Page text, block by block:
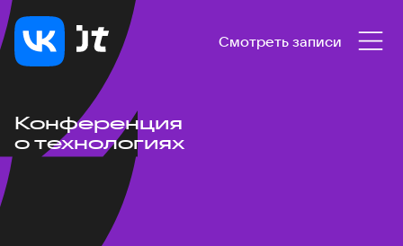
Смотреть записи
Конференция
о технологиях